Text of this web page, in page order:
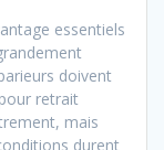
essentiels
doivent
retrait
mais
durent